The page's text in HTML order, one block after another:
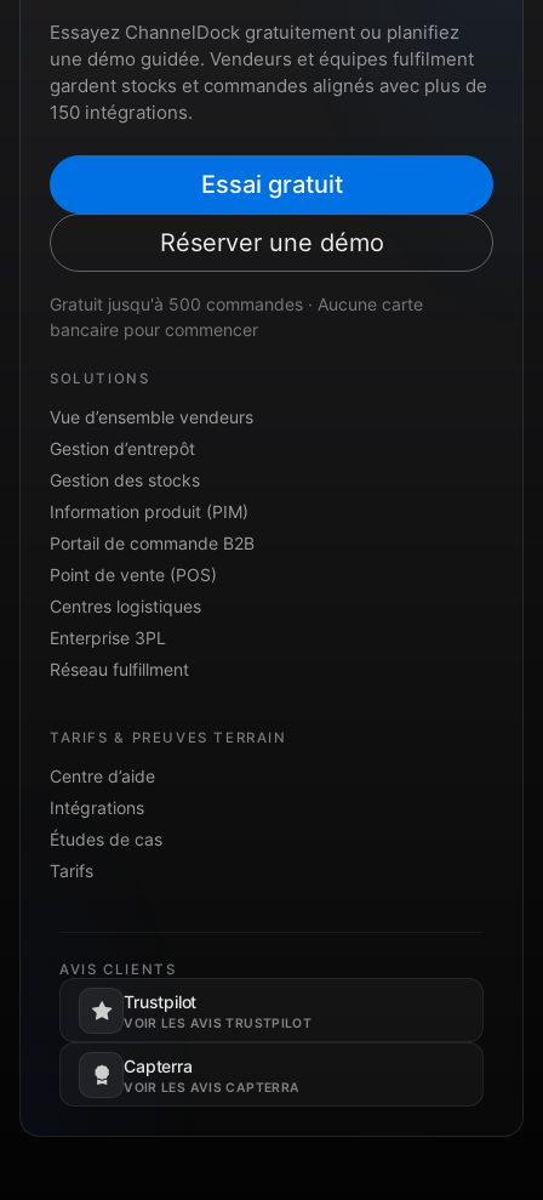
Essayez ChannelDock gratuitement ou planifiez
une démo guidée. Vendeurs et équipes fulfilment
gardent stocks et commandes alignés avec plus de
150 intégrations.
Essai gratuit
Réserver une démo
Gratuit jusqu'à 500 commandes · Aucune carte
bancaire pour commencer
SOLUTIONS
Vue d’ensemble vendeurs
Gestion d’entrepôt
Gestion des stocks
Information produit (PIM)
Portail de commande B2B
Point de vente (POS)
Centres logistiques
Enterprise 3PL
Réseau fulfillment
TARIFS & PREUVES TERRAIN
Centre d’aide
Intégrations
Études de cas
Tarifs
AVIS CLIENTS
Trustpilot
VOIR LES AVIS TRUSTPILOT
S’ouvre dans un nouvel onglet.
Capterra
VOIR LES AVIS CAPTERRA
S’ouvre dans un nouvel onglet.